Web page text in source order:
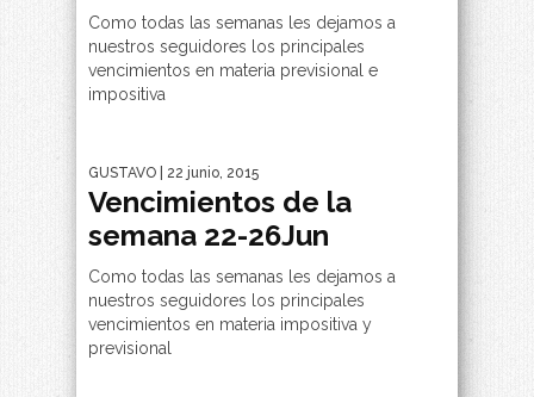
Como todas las semanas les dejamos a
nuestros seguidores los principales
vencimientos en materia previsional e
impositiva
GUSTAVO | 22 junio, 2015
Vencimientos de la
semana 22-26Jun
Como todas las semanas les dejamos a
nuestros seguidores los principales
vencimientos en materia impositiva y
previsional